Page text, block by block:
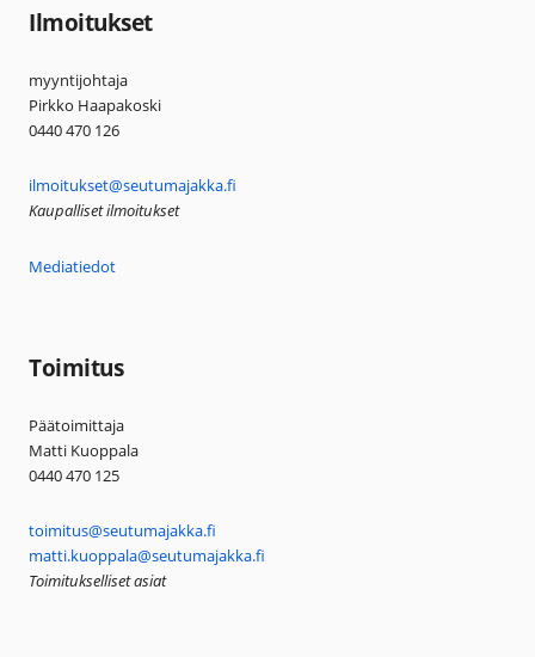
Ilmoitukset
myyntijohtaja
Pirkko Haapakoski
0440 470 126
ilmoitukset@seutumajakka.fi
Kaupalliset ilmoitukset
Mediatiedot
Toimitus
Päätoimittaja
Matti Kuoppala
0440 470 125
toimitus@seutumajakka.fi
matti.kuoppala@seutumajakka.fi
Toimitukselliset asiat